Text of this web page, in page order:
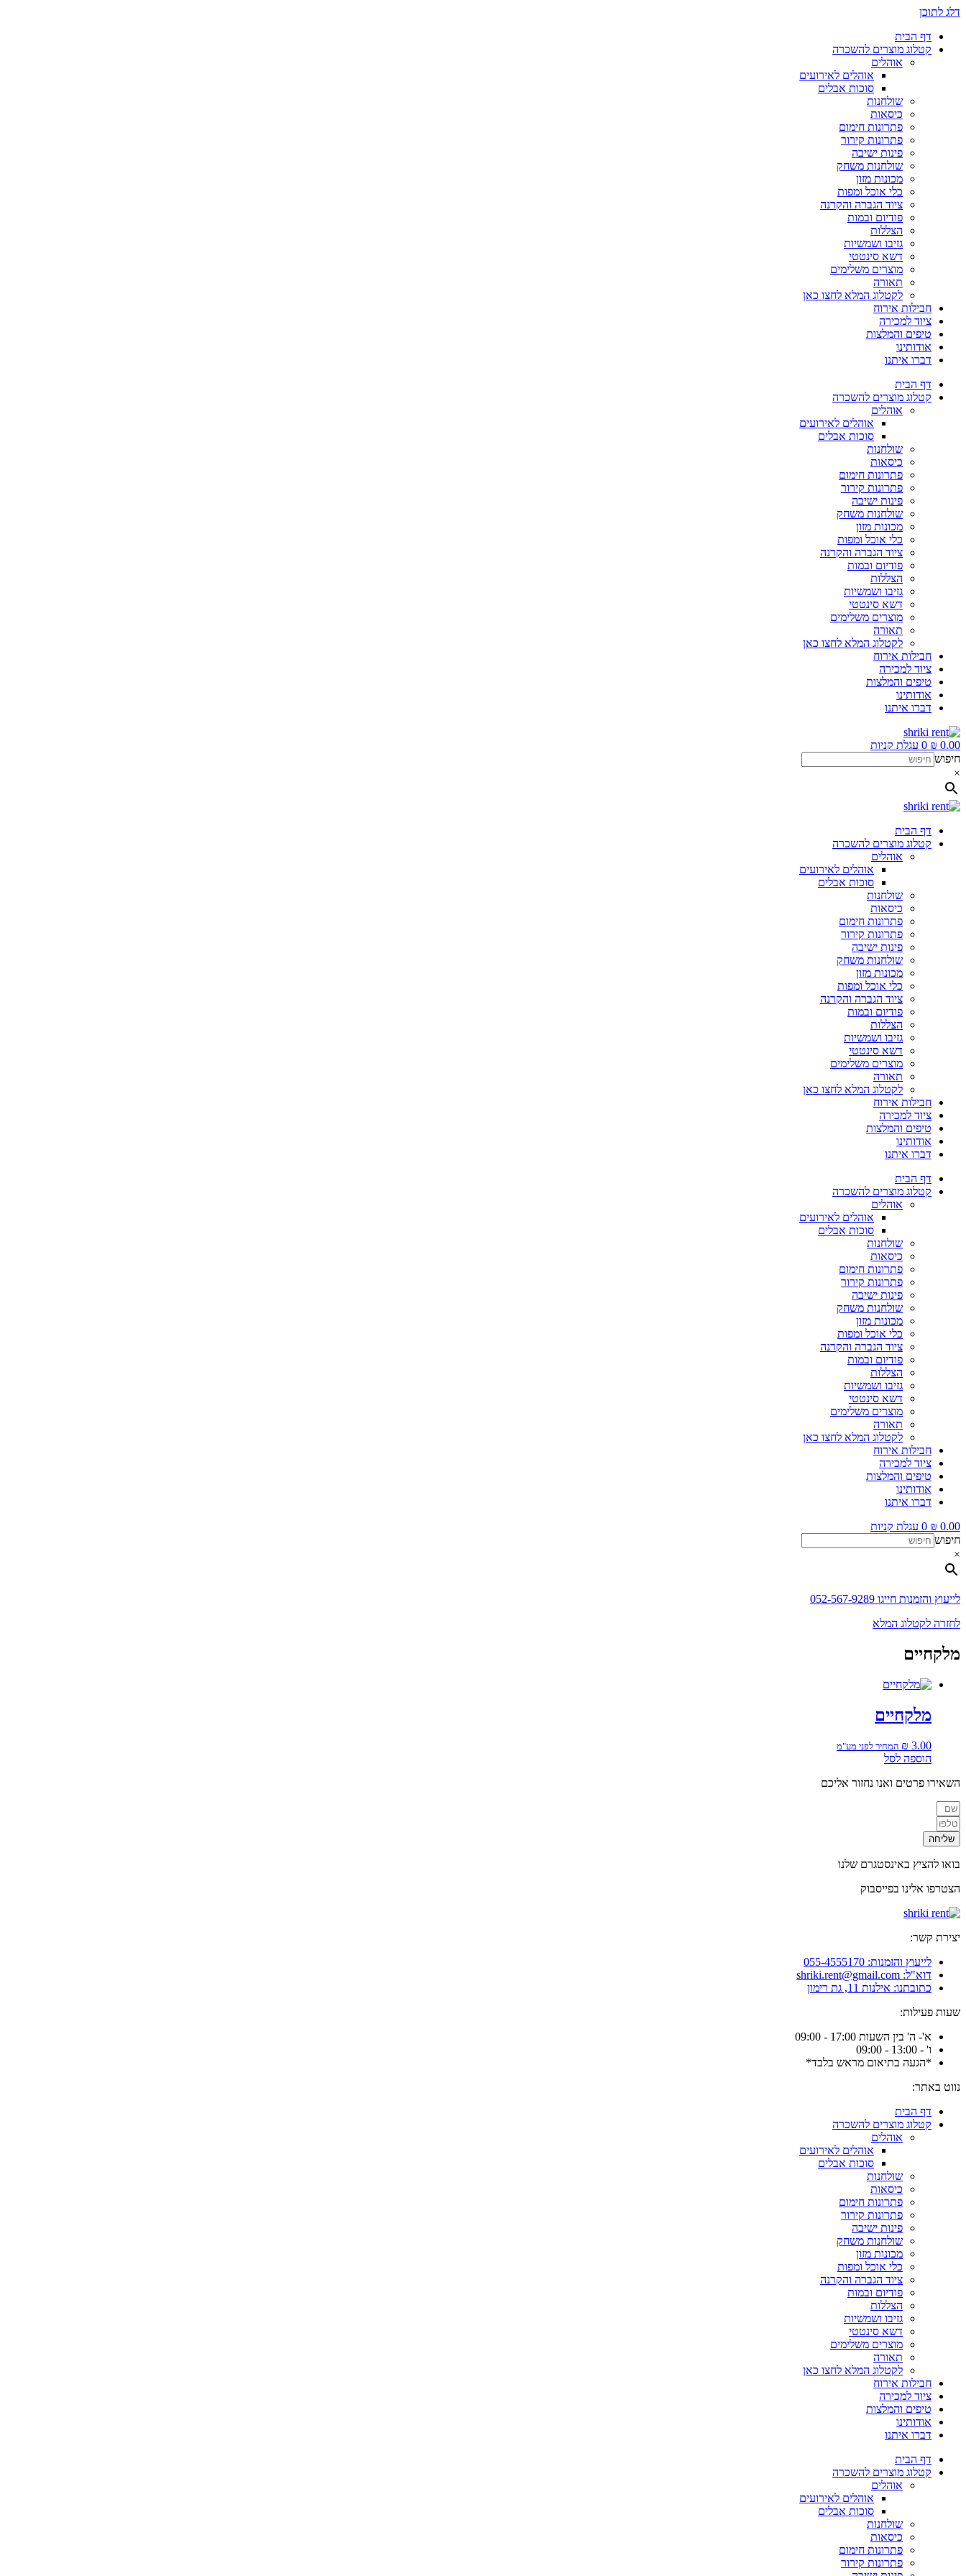
דלג לתוכן
דף הבית
קטלוג מוצרים להשכרה
אוהלים
אוהלים לאירועים
סוכות אבלים
שולחנות
כיסאות
פתרונות חימום
פתרונות קירור
פינות ישיבה
שולחנות משחק
מכונות מזון
כלי אוכל ומפות
ציוד הגברה והקרנה
פודיום ובמות
הצללות
גזיבו ושמשיות
דשא סינטטי
מוצרים משלימים
תאורה
לקטלוג המלא לחצו כאן
חבילות אירוח
ציוד למכירה
טיפים והמלצות
אודותינו
דברו איתנו
דף הבית
קטלוג מוצרים להשכרה
אוהלים
אוהלים לאירועים
סוכות אבלים
שולחנות
כיסאות
פתרונות חימום
פתרונות קירור
פינות ישיבה
שולחנות משחק
מכונות מזון
כלי אוכל ומפות
ציוד הגברה והקרנה
פודיום ובמות
הצללות
גזיבו ושמשיות
דשא סינטטי
מוצרים משלימים
תאורה
לקטלוג המלא לחצו כאן
חבילות אירוח
ציוד למכירה
טיפים והמלצות
אודותינו
דברו איתנו
₪ 0.00
0 עגלת קניות
חיפוש
×
דף הבית
קטלוג מוצרים להשכרה
אוהלים
אוהלים לאירועים
סוכות אבלים
שולחנות
כיסאות
פתרונות חימום
פתרונות קירור
פינות ישיבה
שולחנות משחק
מכונות מזון
כלי אוכל ומפות
ציוד הגברה והקרנה
פודיום ובמות
הצללות
גזיבו ושמשיות
דשא סינטטי
מוצרים משלימים
תאורה
לקטלוג המלא לחצו כאן
חבילות אירוח
ציוד למכירה
טיפים והמלצות
אודותינו
דברו איתנו
דף הבית
קטלוג מוצרים להשכרה
אוהלים
אוהלים לאירועים
סוכות אבלים
שולחנות
כיסאות
פתרונות חימום
פתרונות קירור
פינות ישיבה
שולחנות משחק
מכונות מזון
כלי אוכל ומפות
ציוד הגברה והקרנה
פודיום ובמות
הצללות
גזיבו ושמשיות
דשא סינטטי
מוצרים משלימים
תאורה
לקטלוג המלא לחצו כאן
חבילות אירוח
ציוד למכירה
טיפים והמלצות
אודותינו
דברו איתנו
₪ 0.00
0 עגלת קניות
חיפוש
×
לייעוץ והזמנות חייגו 052-567-9289
לחזרה לקטלוג המלא
מלקחיים
מלקחיים
₪ 3.00 המחיר לפני מע"מ
הוספה לסל
השאירו פרטים ואנו נחזור אליכם
שליחה
בואו להציץ באינסטגרם שלנו
הצטרפו אלינו בפייסבוק
יצירת קשר:
לייעוץ והזמנות: 055-4555170
דוא"ל: shriki.rent@gmail.com
כתובתנו: אילנות 11, גת רימון
שעות פעילות:
א'- ה' בין השעות 17:00 - 09:00
ו' - 13:00 - 09:00
*הגעה בתיאום מראש בלבד*
נווט באתר:
דף הבית
קטלוג מוצרים להשכרה
אוהלים
אוהלים לאירועים
סוכות אבלים
שולחנות
כיסאות
פתרונות חימום
פתרונות קירור
פינות ישיבה
שולחנות משחק
מכונות מזון
כלי אוכל ומפות
ציוד הגברה והקרנה
פודיום ובמות
הצללות
גזיבו ושמשיות
דשא סינטטי
מוצרים משלימים
תאורה
לקטלוג המלא לחצו כאן
חבילות אירוח
ציוד למכירה
טיפים והמלצות
אודותינו
דברו איתנו
דף הבית
קטלוג מוצרים להשכרה
אוהלים
אוהלים לאירועים
סוכות אבלים
שולחנות
כיסאות
פתרונות חימום
פתרונות קירור